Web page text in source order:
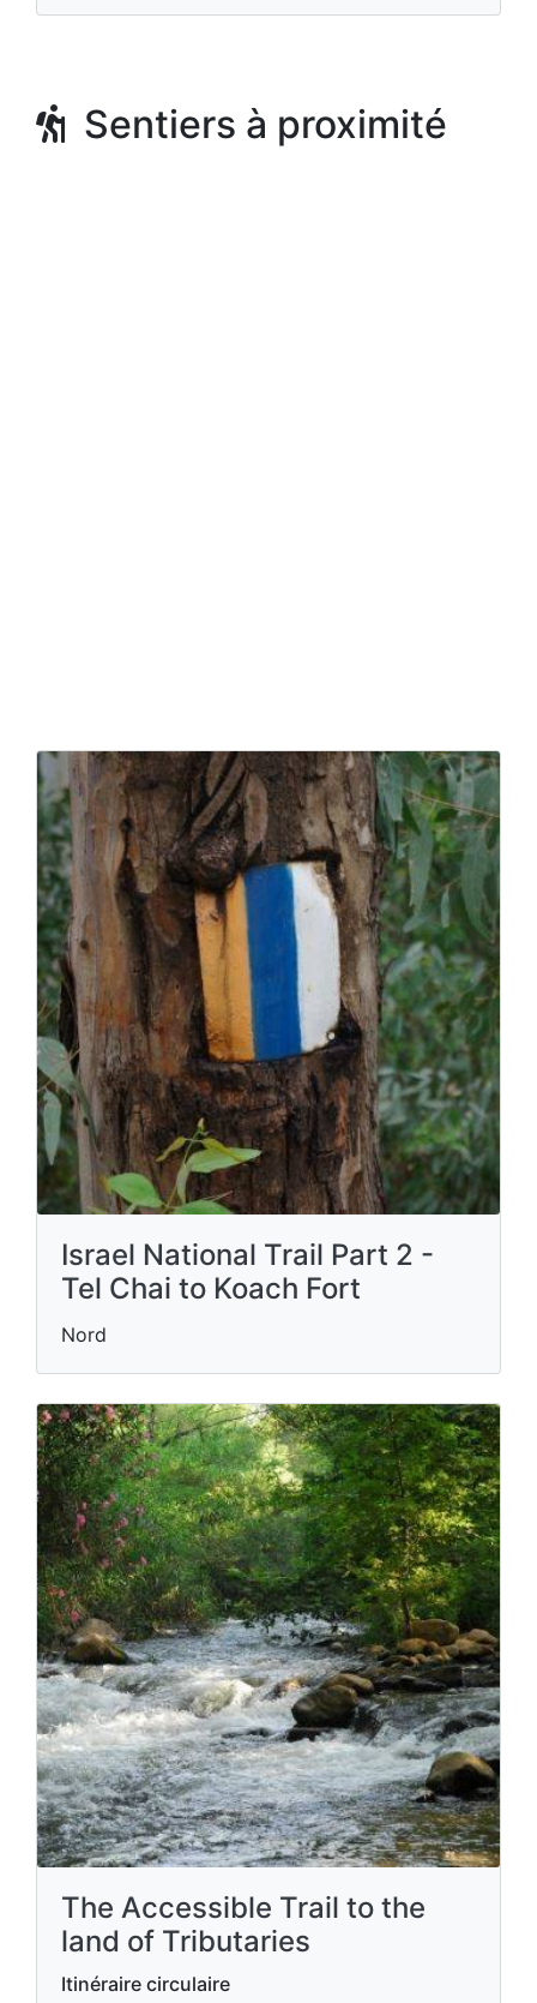
Sentiers à proximité
Israel National Trail Part 2 -
Tel Chai to Koach Fort
Nord
The Accessible Trail to the
land of Tributaries
Itinéraire circulaire